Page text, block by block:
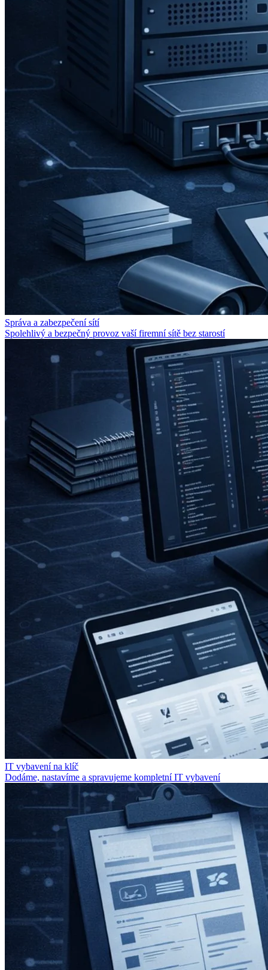
Správa a zabezpečení sítí
Spolehlivý a bezpečný provoz vaší firemní sítě bez starostí
IT vybavení na klíč
Dodáme, nastavíme a spravujeme kompletní IT vybavení